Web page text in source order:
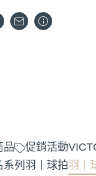
品 促銷活動
列 羽丨球拍羽丨